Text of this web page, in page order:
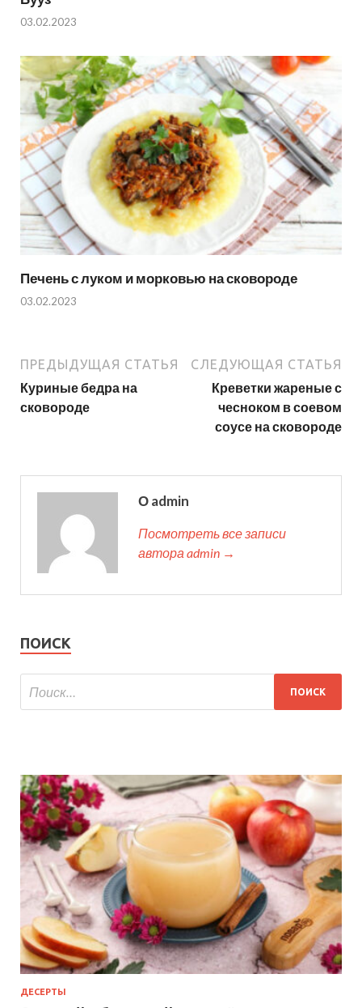
03.02.2023
Печень с луком и морковью на сковороде
03.02.2023
ПРЕДЫДУЩАЯ СТАТЬЯ
Куриные бедра на
сковороде
СЛЕДУЮЩАЯ СТАТЬЯ
Креветки жареные с
чесноком в соевом
соусе на сковороде
О admin
Посмотреть все записи
автора admin →
ПОИСК
ДЕСЕРТЫ